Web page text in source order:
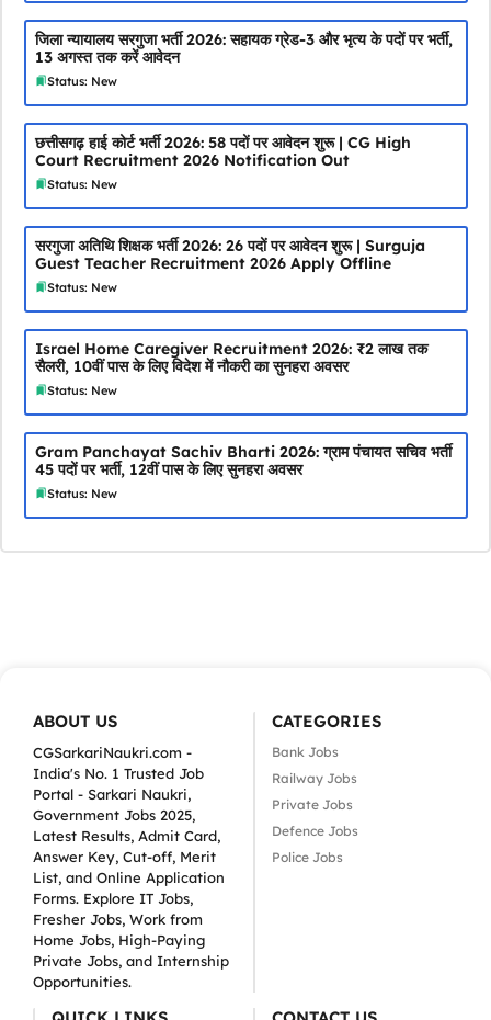
जिला न्यायालय सरगुजा भर्ती 2026: सहायक ग्रेड-3 और भृत्य के पदों पर भर्ती,
13 अगस्त तक करें आवेदन
Status: New
छत्तीसगढ़ हाई कोर्ट भर्ती 2026: 58 पदों पर आवेदन शुरू | CG High
Court Recruitment 2026 Notification Out
Status: New
सरगुजा अतिथि शिक्षक भर्ती 2026: 26 पदों पर आवेदन शुरू | Surguja
Guest Teacher Recruitment 2026 Apply Offline
Status: New
Israel Home Caregiver Recruitment 2026: ₹2 लाख तक
सैलरी, 10वीं पास के लिए विदेश में नौकरी का सुनहरा अवसर
Status: New
Gram Panchayat Sachiv Bharti 2026: ग्राम पंचायत सचिव भर्ती
45 पदों पर भर्ती, 12वीं पास के लिए सुनहरा अवसर
Status: New
ABOUT US
CGSarkariNaukri.com -
India's No. 1 Trusted Job
Portal - Sarkari Naukri,
Government Jobs 2025,
Latest Results, Admit Card,
Answer Key, Cut-off, Merit
List, and Online Application
Forms. Explore IT Jobs,
Fresher Jobs, Work from
Home Jobs, High-Paying
Private Jobs, and Internship
Opportunities.
CATEGORIES
Bank Jobs
Railway Jobs
Private Jobs
Defence Jobs
Police Jobs